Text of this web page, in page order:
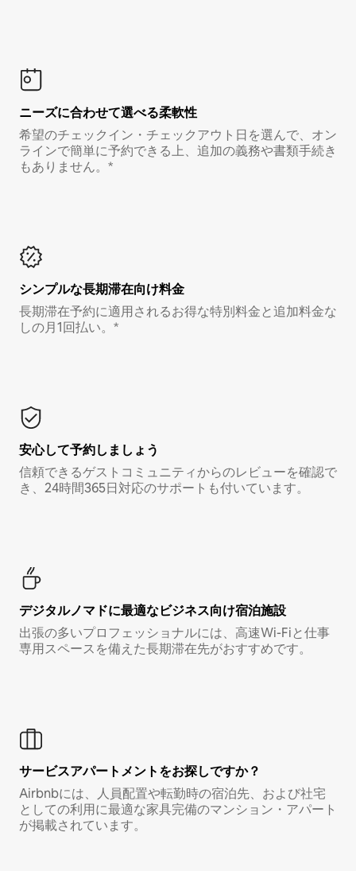
ニーズに合わせて選べる柔軟性
希望のチェックイン・チェックアウト日を選んで、オン
ラインで簡単に予約できる上、追加の義務や書類手続き
もありません。*
シンプルな長期滞在向け料金
長期滞在予約に適用されるお得な特別料金と追加料金な
しの月1回払い。*
安心して予約しましょう
信頼できるゲストコミュニティからのレビューを確認で
き、24時間365日対応のサポートも付いています。
デジタルノマド⁠に最⁠適⁠なビ⁠ジ⁠ネ⁠ス⁠向⁠け宿⁠泊⁠施⁠設
出張の多いプロフェッショナルには、高速Wi-Fiと仕事
専用スペースを備えた長期滞在先がおすすめです。
サービスアパートメントをお探しですか？
Airbnbには、人員配置や転勤時の宿泊先、および社宅
としての利用に最適な家具完備のマンション・アパート
が掲載されています。